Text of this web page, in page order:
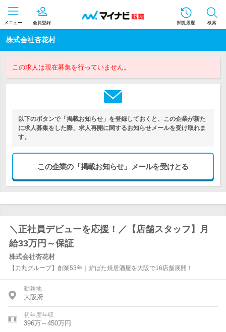
メニュー 会員登録 閲覧履歴 検索
株式会社杏花村
この求人は現在募集を行っていません。
以下のボタンで「掲載お知らせ」を登録しておくと、この企業が新た
に求人募集をした際、求人再開に関するお知らせメールを受け取れま
す。
この企業の「掲載お知らせ」メールを受けとる
＼正社員デビューを応援！／【店舗スタッフ】月
給33万円～保証
株式会社杏花村
【力丸グループ】創業53年｜炉ばた焼居酒屋を大阪で16店舗展開！
勤務地
大阪府
初年度年収
396万～450万円